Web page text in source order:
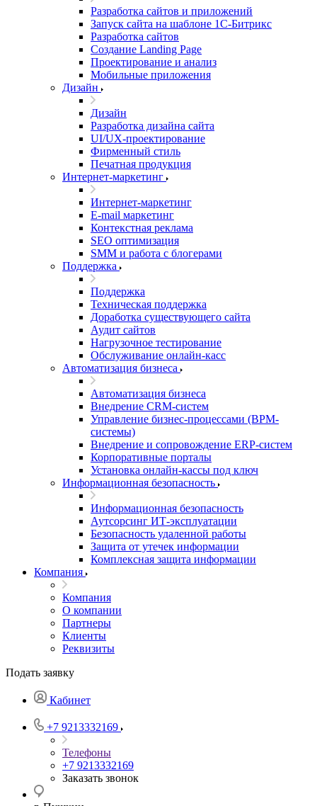
Разработка сайтов и приложений
Запуск сайта на шаблоне 1С-Битрикс
Разработка сайтов
Создание Landing Page
Проектирование и анализ
Мобильные приложения
Дизайн
Дизайн
Разработка дизайна сайта
UI/UX-проектирование
Фирменный стиль
Печатная продукция
Интернет-маркетинг
Интернет-маркетинг
E-mail маркетинг
Контекстная реклама
SEO оптимизация
SMM и работа с блогерами
Поддержка
Поддержка
Техническая поддержка
Доработка существующего сайта
Аудит сайтов
Нагрузочное тестирование
Обслуживание онлайн-касс
Автоматизация бизнеса
Автоматизация бизнеса
Внедрение CRM-систем
Управление бизнес-процессами (BPM-
системы)
Внедрение и сопровождение ERP-систем
Корпоративные порталы
Установка онлайн-кассы под ключ
Информационная безопасность
Информационная безопасность
Аутсорсинг ИТ-эксплуатации
Безопасность удаленной работы
Защита от утечек информации
Комплексная защита информации
Компания
Компания
О компании
Партнеры
Клиенты
Реквизиты
Подать заявку
Кабинет
+7 9213332169
Телефоны
+7 9213332169
Заказать звонок